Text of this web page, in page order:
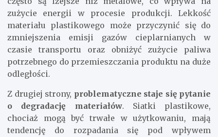
zużycie energii w procesie produkcji. Lekkość
materiału plastikowego może przyczynić się do
zmniejszenia emisji gazów cieplarnianych w
czasie transportu oraz obniżyć zużycie paliwa
potrzebnego do przemieszczania produktu na duże
odległości.
Z drugiej strony, problematyczne staje się pytanie
o degradację materiałów. Siatki plastikowe,
chociaż mogą być trwałe w użytkowaniu, mają
tendencję do rozpadania się pod wpływem